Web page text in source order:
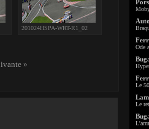
201024HSPA-WRT-R1_02
»
Ode
Le
Le